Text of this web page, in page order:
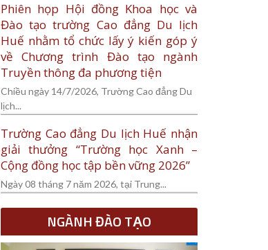
Phiên họp Hội đồng Khoa học và
Đào tạo trường Cao đẳng Du lịch
Huế nhằm tổ chức lấy ý kiến góp ý
về Chương trình Đào tạo ngành
Truyền thông đa phương tiện
Chiều ngày 14/7/2026, Trường Cao đẳng Du
lịch...
Trường Cao đẳng Du lịch Huế nhận
giải thưởng “Trường học Xanh –
Cộng đồng học tập bền vững 2026”
Ngày 08 tháng 7 năm 2026, tại Trung...
NGÀNH ĐÀO TẠO